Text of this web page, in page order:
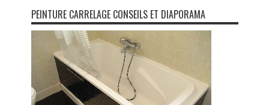
PEINTURE CARRELAGE CONSEILS ET DIAPORAMA